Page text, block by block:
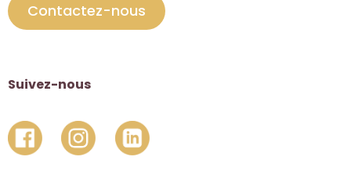
Contactez-nous
Suivez-nous